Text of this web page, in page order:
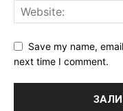
Save my name,
next time I comment.